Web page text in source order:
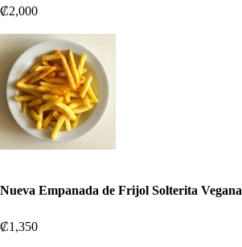
₡2,000
Nueva Empanada de Frijol Solterita Vegana
₡1,350